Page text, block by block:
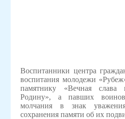
Воспитанники центра
воспитания молодежи
памятнику «Вечная
Родину», а павших
молчания в знак
сохранения памяти об их